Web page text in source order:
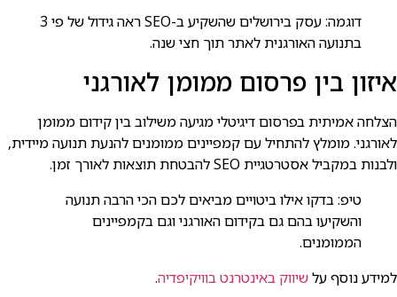
דוגמה: עסק בירושלים שהשקיע ב-SEO ראה גידול של פי 3
בתנועה האורגנית לאתר תוך חצי שנה.
איזון בין פרסום ממומן לאורגני
הצלחה אמיתית בפרסום דיגיטלי מגיעה משילוב בין קידום ממומן
לאורגני. מומלץ להתחיל עם קמפיינים ממומנים להנעת תנועה מיידית,
ולבנות במקביל אסטרטגיית SEO להבטחת תוצאות לאורך זמן.
טיפ: בדקו אילו ביטויים מביאים לכם הכי הרבה תנועה
והשקיעו בהם גם בקידום האורגני וגם בקמפיינים
הממומנים.
למידע נוסף עלשיווק באינטרנט בוויקיפדיה.